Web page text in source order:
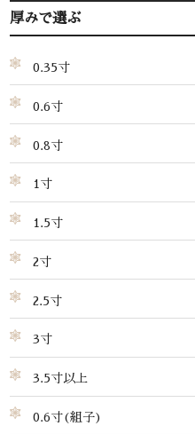
厚みで選ぶ
0.35寸
0.6寸
0.8寸
1寸
1.5寸
2寸
2.5寸
3寸
3.5寸以上
0.6寸(組子)